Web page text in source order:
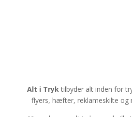
Alt i Tryktilbyder alt inden for
flyers, hæfter, reklameskilte og